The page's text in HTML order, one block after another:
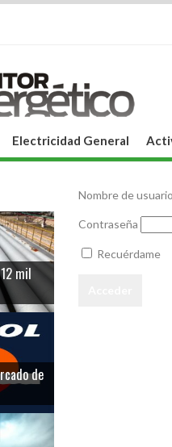
Electricidad General
Nombre de
Contraseña
Recuérdame
mil
de